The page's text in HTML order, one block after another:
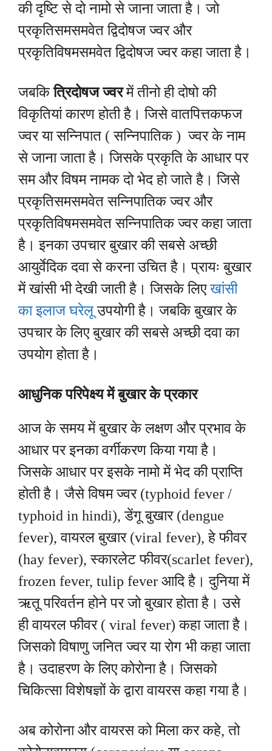
की दृष्टि से दो नामो से जाना जाता है। जो
प्रकृतिसमसमवेत द्विदोषज ज्वर और
प्रकृतिविषमसमवेत द्विदोषज ज्वर कहा जाता है।
जबकित्रिदोषज ज्वरमें तीनो ही दोषो की
विकृतियां कारण होती है। जिसे वातपित्तकफज
ज्वर या सन्निपात ( सन्निपातिक ) ज्वर के नाम
से जाना जाता है। जिसकेप्रकृति के आधार पर
सम और विषम नामक दो भेद हो जाते है। जिसे
प्रकृतिसमसमवेत सन्निपातिक ज्वर और
प्रकृतिविषमसमवेत सन्निपातिक ज्वर कहा जाता
है। इनका उपचार बुखार की सबसे अच्छी
आयुर्वेदिक दवा से करना उचित है। प्रायः बुखार
में खांसी भी देखी जाती है। जिसके लिएखांसी
का इलाज घरेलूउपयोगी है। जबकि बुखार के
उपचार के लिए बुखार की सबसे अच्छी दवा का
उपयोग होता है।
आधुनिक परिपेक्ष्य में बुखार के प्रकार
आज के समय में बुखार के लक्षण और प्रभाव के
आधार पर इनका वर्गीकरण किया गया है।
जिसके आधार पर इसके नामो में भेद की प्राप्ति
होती है। जैसे विषम ज्वर (typhoid fever /
typhoid in hindi), डेंगू बुखार (dengue
fever), वायरल बुखार (viral fever), हे फीवर
(hay fever), स्कारलेट फीवर(scarlet fever),
frozen fever, tulip fever आदि है। दुनिया में
ऋतू परिवर्तन होने पर जो बुखार होता है। उसे
ही वायरल फीवर ( viral fever) कहा जाता है।
जिसको विषाणु जनित ज्वर या रोग भी कहा जाता
है। उदाहरण के लिए कोरोना है। जिसको
चिकित्सा विशेषज्ञों के द्वारा वायरस कहा गया है।
अब कोरोना और वायरस को मिला कर कहे, तो